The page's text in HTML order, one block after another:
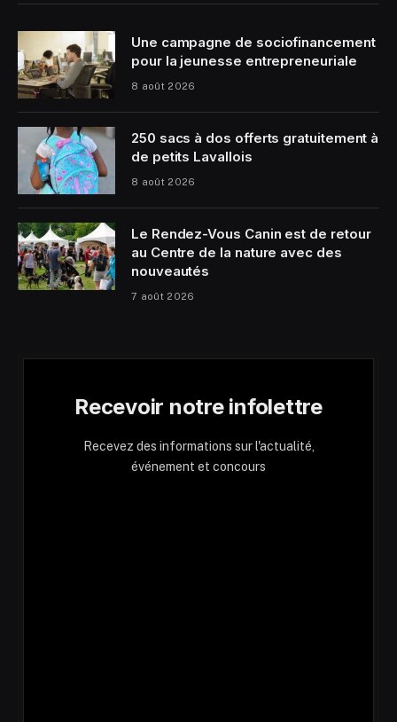
Une campagne de sociofinancement
pour la jeunesse entrepreneuriale
8 août 2026
250 sacs à dos offerts gratuitement à
de petits Lavallois
8 août 2026
Le Rendez-Vous Canin est de retour
au Centre de la nature avec des
nouveautés
7 août 2026
Recevoir notre infolettre
Recevez des informations sur l'actualité,
événement et concours